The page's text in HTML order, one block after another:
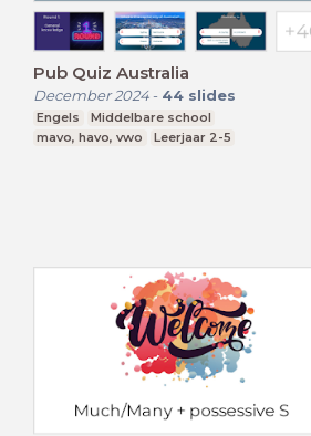
Pub Quiz Australia
December 2024- 44 slides
Engels
Middelbare school
mavo, havo, vwo
Leerjaar 2-5